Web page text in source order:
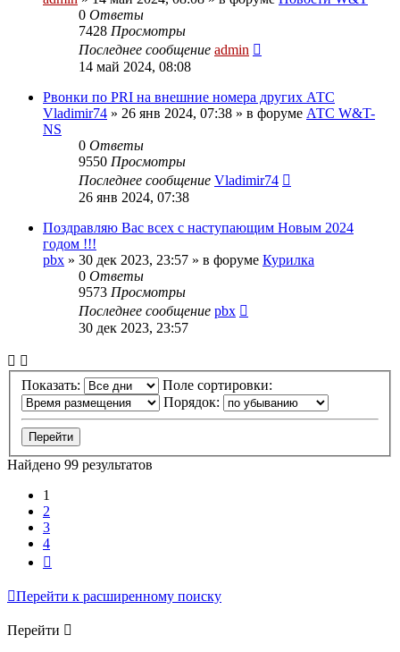
0 Ответы
7428 Просмотры
Последнее сообщение admin
14 май 2024, 08:08
Pвонки по PRI на внешние номера других АТС
Vladimir74 » 26 янв 2024, 07:38 » в форуме АТС W&T-
NS
0 Ответы
9550 Просмотры
Последнее сообщение Vladimir74
26 янв 2024, 07:38
Поздравляю Вас всех с наступающим Новым 2024
годом !!!
pbx » 30 дек 2023, 23:57 » в форуме Курилка
0 Ответы
9573 Просмотры
Последнее сообщение pbx
30 дек 2023, 23:57
Показать:
Поле сортировки:
Порядок:
Найдено 99 результатов
1
2
3
4
Перейти к расширенному поиску
Перейти